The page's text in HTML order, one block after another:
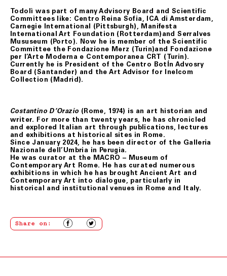
Il Cliente, nei casi suindicati, avrà diritto ad ottenere il
rimborso del pagamento effettuato, che avverrà
mediante storno dell’importo addebitato sulla carta di
credito da lui indicata.
Resta esclusa ogni altra pretesa e/o richiesta di
risarcimento a qualsiasi titolo nei confronti di
Fondazione Merz.
Le presenti condizioni generali di vendita sono
sottoposte alla Legge italiana.
Ultimo aggiornamento 24 febbraio 2021
Todolì was part of many Advisory Board and Scientific
Committees like: Centro Reina Sofia, ICA di Amsterdam,
Carnegie International (Pittsburgh), Manifesta
International Art Foundation (Rotterdam)and Serralves
Mususeum (Porto). Now he is member of the Scientific
Committee the Fondazione Merz (Turin)and Fondazione
per l’Arte Moderna e Contemporanea CRT (Turin).
Currently he is President of the Centro BotÍn Advosry
Board (Santander) and the Art Advisor for Inelcom
Collection (Madrid).
Costantino D’Orazio(Rome, 1974) is an art historian and
writer. For more than twenty years, he has chronicled
and explored Italian art through publications, lectures
and exhibitions at historical sites in Rome.
Since January 2024, he has been director of the Galleria
Nazionale dell’Umbria in Perugia.
He was curator at the MACRO – Museum of
Contemporary Art Rome. He has curated numerous
exhibitions in which he has brought Ancient Art and
Contemporary Art into dialogue, particularly in
historical and institutional venues in Rome and Italy.
Share on: